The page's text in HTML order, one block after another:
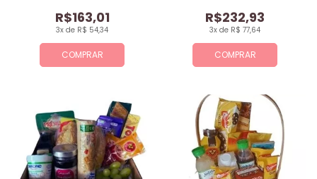
COMPRAR
3x de R$ 54,34
R$163,01
COMPRAR
3x de R$ 77,64
R$232,93